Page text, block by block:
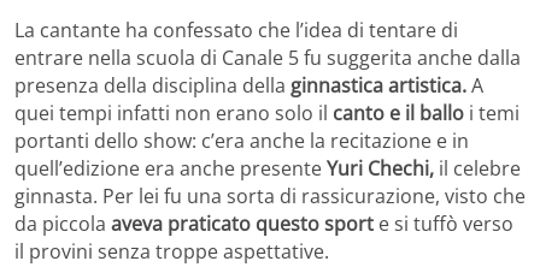
La cantante ha confessato che l’idea di tentare di
entrare nella scuola di Canale 5 fu suggerita anche dalla
presenza della disciplina della ginnastica artistica.A
quei tempi infatti non erano solo il canto e il ballo i temi
portanti dello show: c’era anche la recitazione e in
quell’edizione era anche presenteYuri Chechi, il celebre
ginnasta. Per lei fu una sorta di rassicurazione, visto che
da piccola aveva praticato questo sport e si tuffò verso
il provini senza troppe aspettative.